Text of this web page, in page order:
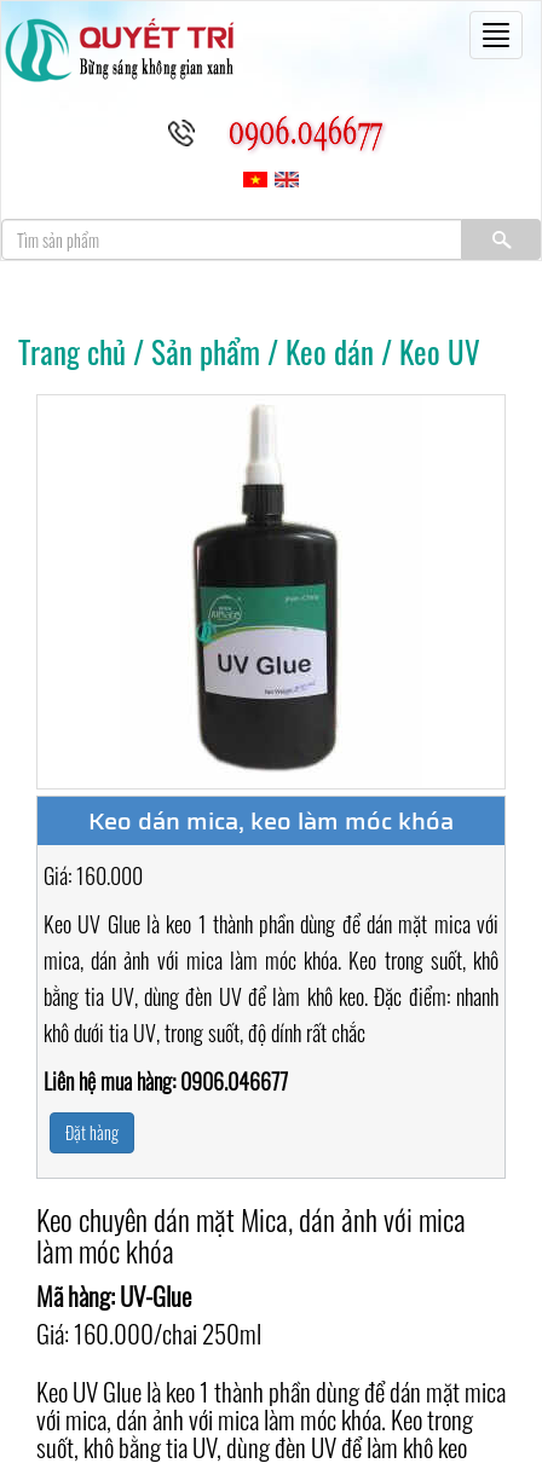
Trang chủ /Sản phẩm /Keo dán /Keo UV
Keo dán mica, keo làm móc khóa
Giá: 160.000
Keo UV Glue là keo 1 thành phần dùng để dán mặt mica với
mica, dán ảnh với mica làm móc khóa. Keo trong suốt, khô
bằng tia UV, dùng đèn UV để làm khô keo. Đặc điểm: nhanh
khô dưới tia UV, trong suốt, độ dính rất chắc
Liên hệ mua hàng: 0906.046677
Đặt hàng
Keo chuyên dán mặt Mica, dán ảnh với mica
làm móc khóa
Mã hàng: UV-Glue
Giá: 160.000/chai 250ml
Keo UV Glue là keo 1 thành phần dùng để dán mặt mica
với mica, dán ảnh với mica làm móc khóa. Keo trong
suốt, khô bằng tia UV, dùng đèn UV để làm khô keo